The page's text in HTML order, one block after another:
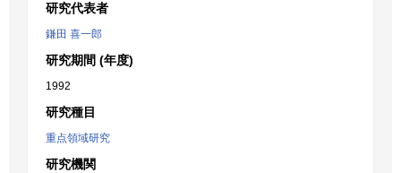
研究代表者
鎌田 喜一郎
研究期間 (年度)
1992
研究種目
重点領域研究
研究機関